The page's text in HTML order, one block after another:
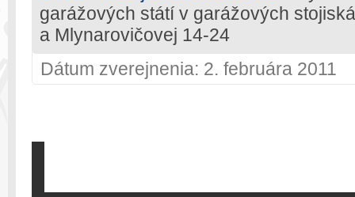
garážových státí v garážových
a Mlynarovičovej 14-24
Dátum zverejnenia: 2. februára 2011